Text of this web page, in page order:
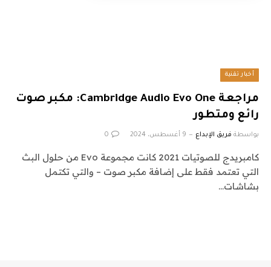
أخبار تقنية
مراجعة Cambridge Audio Evo One: مكبر صوت
رائع ومتطور
بواسطة فريق الإبداع 9 أغسطس، 2024 0
كامبريدج للصوتيات 2021 كانت مجموعة Evo من حلول البث
التي تعتمد فقط على إضافة مكبر صوت – والتي تكتمل
بشاشات…